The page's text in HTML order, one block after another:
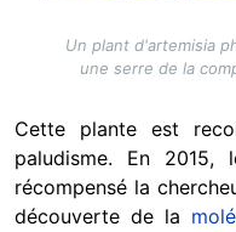
Un plant d'artemisia
une serre de la
Cette plante est
paludisme. En
récompensé la
découverte de la